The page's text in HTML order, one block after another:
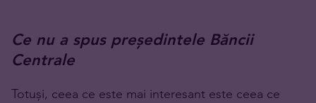
Ce nu a spus președintele Băncii
Centrale
Totuși, ceea ce este mai interesant este ceea ce